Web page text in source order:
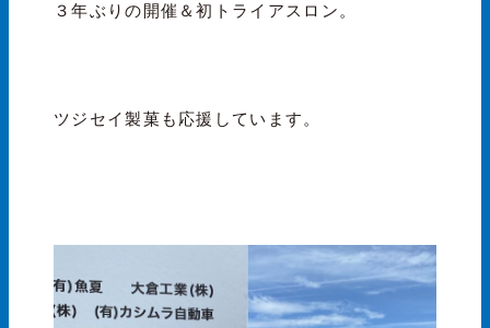
３年ぶりの開催＆初トライアスロン。
ツジセイ製菓も応援しています。